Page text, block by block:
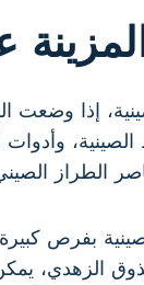
إذا
وأدوات
الطراز
بفرص
الزهدي،